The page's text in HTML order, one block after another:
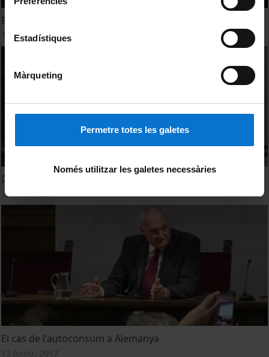
Estadístiques
Màrqueting
Permetre totes les galetes
Només utilitzar les galetes necessàries
España, un país con sol y sombras
13 Junio, 2017
Dificultats dels productors d'energia renovable
13 Junio, 2017
El cas de l'autoconsum a Alemanya
13 Junio, 2017